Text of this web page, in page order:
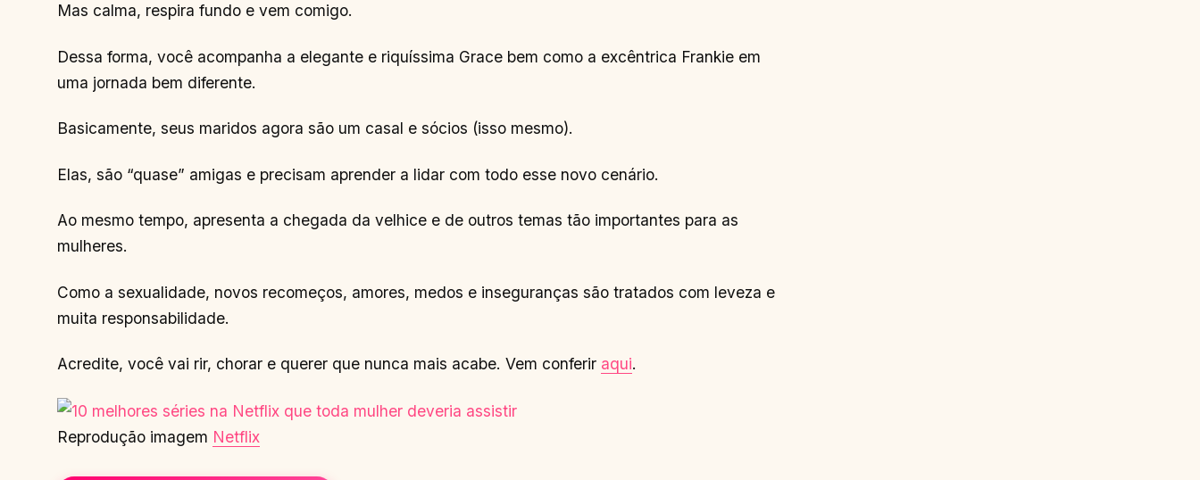
Mas calma, respira fundo e vem comigo.
Dessa forma, você acompanha a elegante e riquíssima Grace bem como a excêntrica Frankie em
uma jornada bem diferente.
Basicamente, seus maridos agora são um casal e sócios (isso mesmo).
Elas, são “quase” amigas e precisam aprender a lidar com todo esse novo cenário.
Ao mesmo tempo, apresenta a chegada da velhice e de outros temas tão importantes para as
mulheres.
Como a sexualidade, novos recomeços, amores, medos e inseguranças são tratados com leveza e
muita responsabilidade.
Acredite, você vai rir, chorar e querer que nunca mais acabe. Vem conferir aqui.
Reprodução imagem Netflix